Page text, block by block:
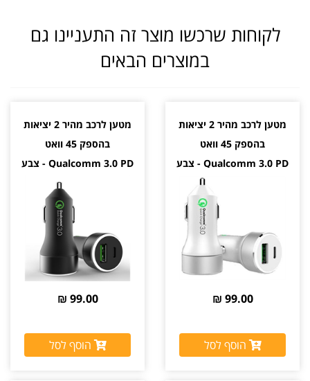
לקוחות שרכשו מוצר זה התעניינו גם
במוצרים הבאים
מטען לרכב מהיר 2 יציאות
בהספק 45 וואט
Qualcomm 3.0 PD - צבע
99.00 ₪
הוסף לסל
מטען לרכב מהיר 2 יציאות
בהספק 45 וואט
Qualcomm 3.0 PD - צבע
99.00 ₪
הוסף לסל